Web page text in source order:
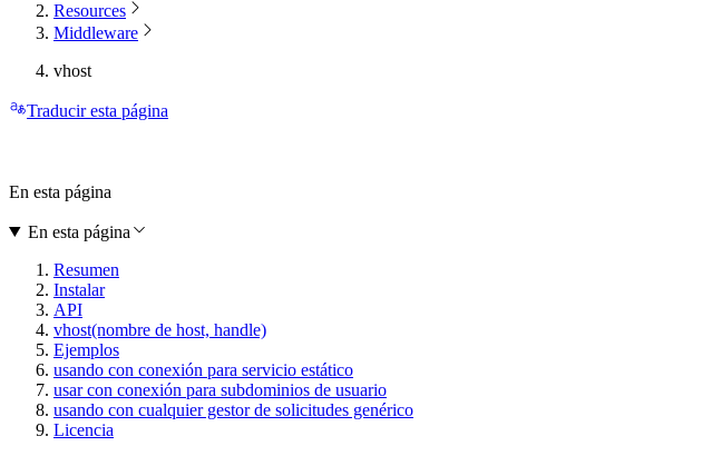
Resources
Middleware
vhost
Traducir esta página
En esta página
En esta página
Resumen
Instalar
API
vhost(nombre de host, handle)
Ejemplos
usando con conexión para servicio estático
usar con conexión para subdominios de usuario
usando con cualquier gestor de solicitudes genérico
Licencia